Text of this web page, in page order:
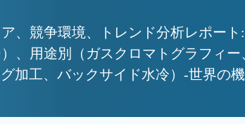
、競争環境、トレンド分析レポー
、用途別（ガスクロマトグラフィ
加工、バックサイド水冷）-世界の